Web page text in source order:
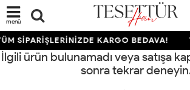
menü
SİPARİŞLERİNİZDE KARGO BEDAVA!
İlgili ürün bulunamadı veya satışa
sonra tekrar